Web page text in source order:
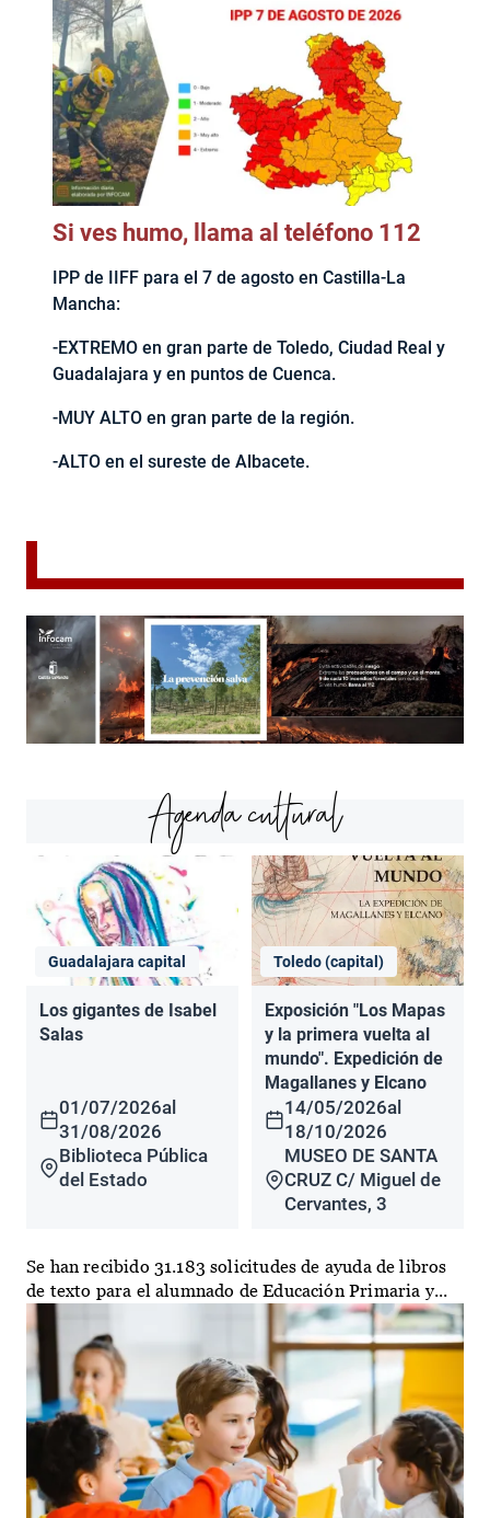
Si ves humo, llama al teléfono 112
IPP de IIFF para el 7 de agosto en Castilla-La
Mancha:
-EXTREMO en gran parte de Toledo, Ciudad Real y
Guadalajara y en puntos de Cuenca.
-MUY ALTO en gran parte de la región.
-ALTO en el sureste de Albacete.
Agenda cultural
Guadalajara capital
Los gigantes de Isabel
Salas
01/07/2026al
31/08/2026
Biblioteca Pública
del Estado
Toledo (capital)
Exposición "Los Mapas
y la primera vuelta al
mundo". Expedición de
Magallanes y Elcano
14/05/2026al
18/10/2026
MUSEO DE SANTA
CRUZ C/ Miguel de
Cervantes, 3
Se han recibido 31.183 solicitudes de ayuda de libros
de texto para el alumnado de Educación Primaria y...